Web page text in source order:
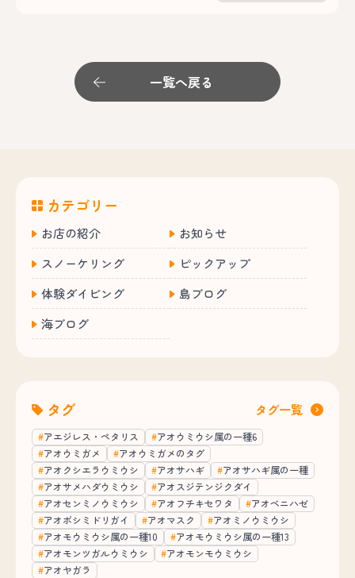
一覧へ戻る
カテゴリー
お店の紹介
お知らせ
スノーケリング
ピックアップ
体験ダイビング
島ブログ
海ブログ
タグ タグ一覧
アエジレス・ペタリス
アオウミウシ属の一種6
アオウミガメ
アオウミガメのタグ
アオクシエラウミウシ
アオサハギ
アオサハギ属の一種
アオサメハダウミウシ
アオスジテンジクダイ
アオセンミノウミウシ
アオフチキセワタ
アオベニハゼ
アオボシミドリガイ
アオマスク
アオミノウミウシ
アオモウミウシ属の一種10
アオモウミウシ属の一種13
アオモンツガルウミウシ
アオモンモウミウシ
アオヤガラ